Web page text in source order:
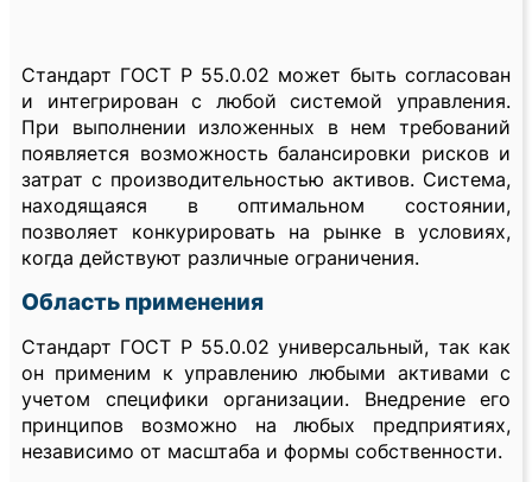
Стандарт ГОСТ Р 55.0.02 может быть согласован
и интегрирован с любой системой управления.
При выполнении изложенных в нем требований
появляется возможность балансировки рисков и
затрат с производительностью активов. Система,
находящаяся в оптимальном состоянии,
позволяет конкурировать на рынке в условиях,
когда действуют различные ограничения.
Область применения
Стандарт ГОСТ Р 55.0.02 универсальный, так как
он применим к управлению любыми активами с
учетом специфики организации. Внедрение его
принципов возможно на любых предприятиях,
независимо от масштаба и формы собственности.